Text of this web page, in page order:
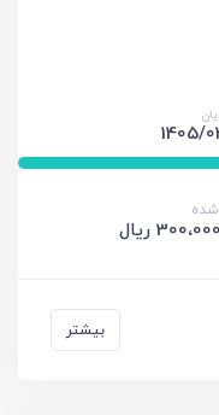
1405/
ریال
بیشتر